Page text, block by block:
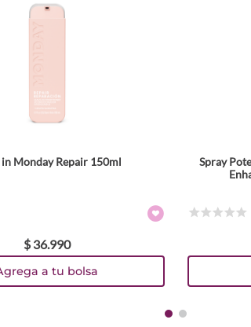
in Monday Repair 150ml
$ 36.990
a tu bolsa
Spray